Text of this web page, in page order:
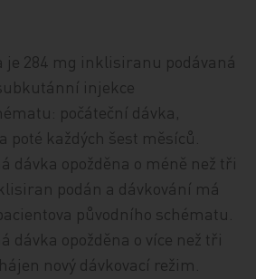
je 284 mg inklisiranu podávaná
injekce
počáteční dávka,
poté každých šest měsíců.
dávka opožděna o méně než tři
podán a dávkování má
původního schématu.
dávka opožděna o více než tři
nový dávkovací režim.